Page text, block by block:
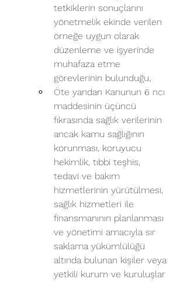
tetkiklerin sonuçlarını
yönetmelik ekinde verilen
örneğe uygun olarak
düzenleme ve işyerinde
muhafaza etme
görevlerinin bulunduğu,
Öte yandan Kanunun 6 ncı
maddesinin üçüncü
fıkrasında sağlık verilerinin
ancak kamu sağlığının
korunması, koruyucu
hekimlik, tıbbi teşhis,
tedavi ve bakım
hizmetlerinin yürütülmesi,
sağlık hizmetleri ile
finansmanının planlanması
ve yönetimi amacıyla sır
saklama yükümlülüğü
altında bulunan kişiler veya
yetkili kurum ve kuruluşlar